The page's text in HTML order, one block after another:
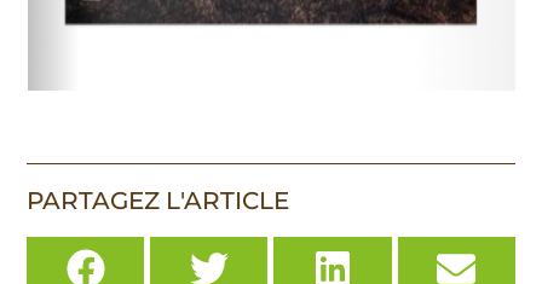
PARTAGEZ L'ARTICLE